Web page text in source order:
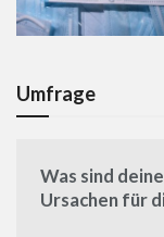
Umfrage
Was sind
Ursachen für